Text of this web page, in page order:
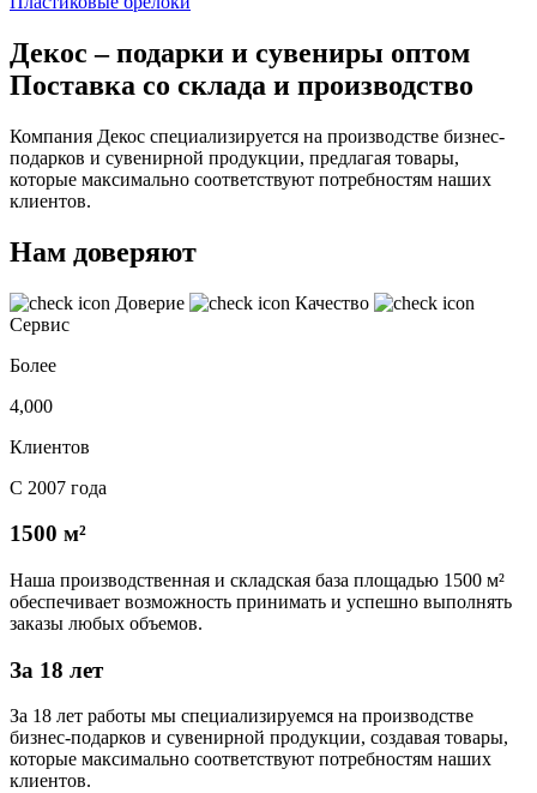
Декос – подарки и сувениры оптом
Поставка со склада и производство
Компания Декос специализируется на производстве бизнес-
подарков и сувенирной продукции, предлагая товары,
которые максимально соответствуют потребностям наших
клиентов.
Нам доверяют
Доверие
Качество
Сервис
Более
4,000
Клиентов
С 2007 года
1500 м²
Наша производственная и складская база площадью 1500 м²
обеспечивает возможность принимать и успешно выполнять
заказы любых объемов.
За 18 лет
За 18 лет работы мы специализируемся на производстве
бизнес-подарков и сувенирной продукции, создавая товары,
которые максимально соответствуют потребностям наших
клиентов.